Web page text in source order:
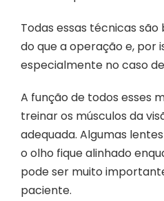
Todas essas técnicas
do que a operação e, por
especialmente no caso
A função de todos esses
treinar os músculos da
adequada. Algumas
o olho fique alinhado
pode ser muito
paciente.